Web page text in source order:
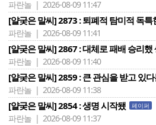
파란놀 | 2026-08-09 11:47
[얄궂은 말씨] 2873 : 퇴폐적 탐미적 독특
파란놀 | 2026-08-09 11:41
[얄궂은 말씨] 2867 : 대체로 패배 승리했
파란놀 | 2026-08-09 11:40
[얄궂은 말씨] 2859 : 큰 관심을 받고 있
파란놀 | 2026-08-09 11:38
[얄궂은 말씨] 2854 : 생명 시작됐 페이퍼
파란놀 | 2026-08-09 11:37